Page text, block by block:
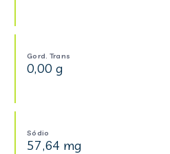
Gord. Trans
0,00 g
Sódio
57,64 mg